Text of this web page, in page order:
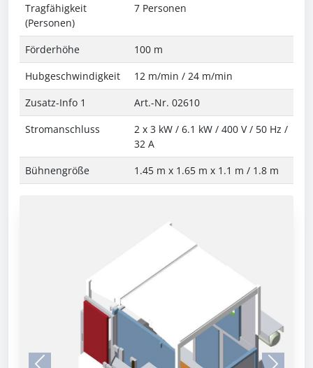
Tragfähigkeit
(Personen)
7 Personen
Förderhöhe
100 m
Hubgeschwindigkeit
12 m/min / 24 m/min
Zusatz-Info 1
Art.-Nr. 02610
Stromanschluss
2 x 3 kW / 6.1 kW / 400 V / 50 Hz /
32 A
Bühnengröße
1.45 m x 1.65 m x 1.1 m / 1.8 m